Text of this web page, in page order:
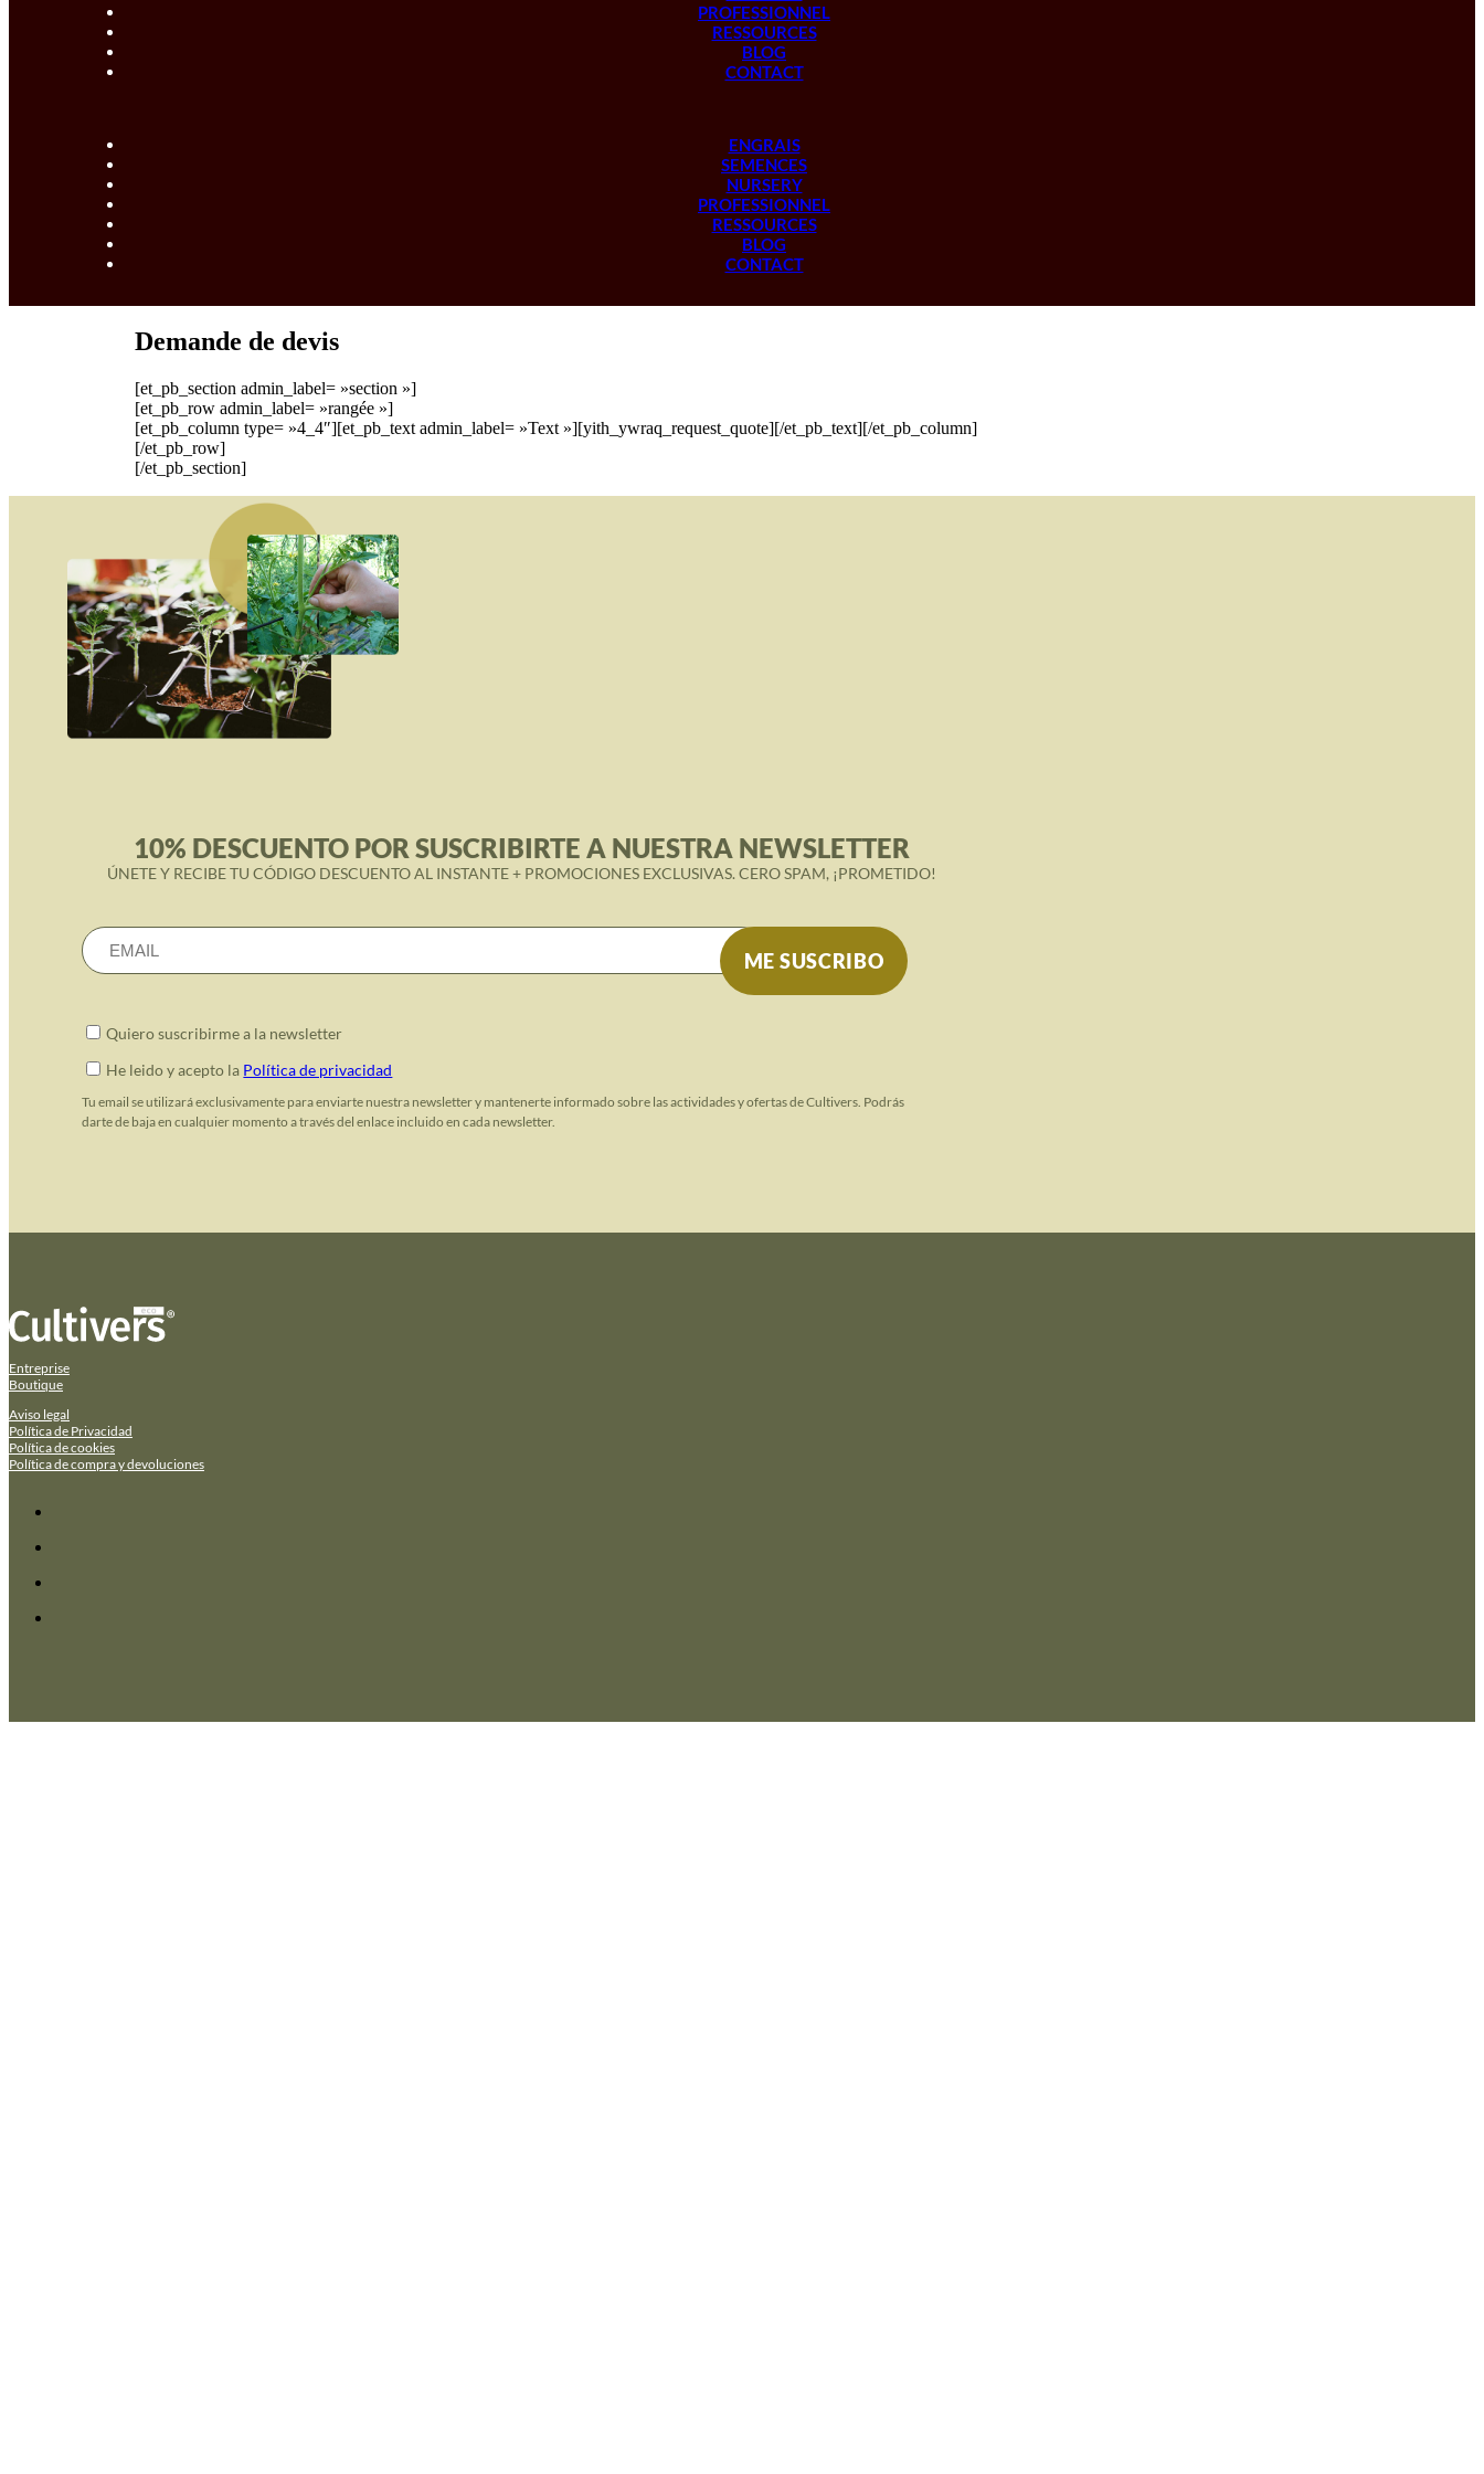
PROFESSIONNEL
RESSOURCES
BLOG
CONTACT
ENGRAIS
SEMENCES
NURSERY
PROFESSIONNEL
RESSOURCES
BLOG
CONTACT
Demande de devis
[et_pb_section admin_label= »section »]
[et_pb_row admin_label= »rangée »]
[et_pb_column type= »4_4″][et_pb_text admin_label= »Text »][yith_ywraq_request_quote][/et_pb_text][/et_pb_column]
[/et_pb_row]
[/et_pb_section]
10% DESCUENTO POR SUSCRIBIRTE A NUESTRA NEWSLETTER
ÚNETE Y RECIBE TU CÓDIGO DESCUENTO AL INSTANTE + PROMOCIONES EXCLUSIVAS. CERO SPAM, ¡PROMETIDO!
Quiero suscribirme a la newsletter
He leido y acepto la Política de privacidad
Tu email se utilizará exclusivamente para enviarte nuestra newsletter y mantenerte informado sobre las actividades y ofertas de Cultivers. Podrás
darte de baja en cualquier momento a través del enlace incluido en cada newsletter.
Entreprise
Boutique
Aviso legal
Política de Privacidad
Política de cookies
Política de compra y devoluciones